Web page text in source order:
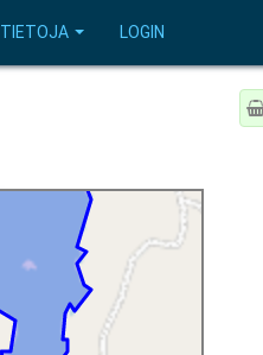
TIETOJA LOGIN